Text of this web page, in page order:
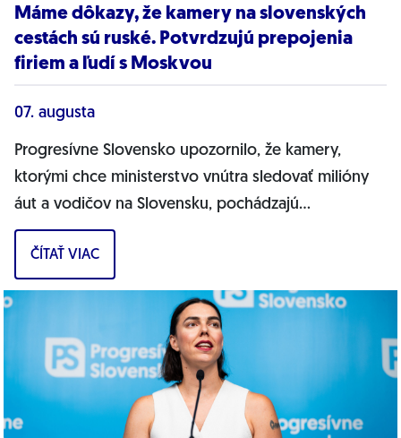
Máme dôkazy, že kamery na slovenských
cestách sú ruské. Potvrdzujú prepojenia
firiem a ľudí s Moskvou
07. augusta
Progresívne Slovensko upozornilo, že kamery,
ktorými chce ministerstvo vnútra sledovať milióny
áut a vodičov na Slovensku, pochádzajú
pravdepodobne z Ruska. Dnes hnutie prinieslo
dôkazy,...
ČÍTAŤ VIAC